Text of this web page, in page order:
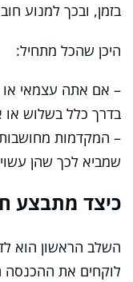
בזמן, ובכך למנוע
היכן שהכל מתחיל:
– אם אתה עצמאי
בדרך כלל בשלוש
– המקדמות
שמביא לכך שהן
כיצד מתבצע
השלב הראשון הוא
לוקחים את